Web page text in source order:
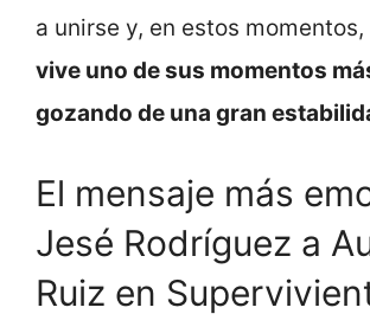
a unirse y, en estos momentos,
vive uno de sus momentos
gozando de una gran
El mensaje más
Jesé Rodríguez a
Ruiz en